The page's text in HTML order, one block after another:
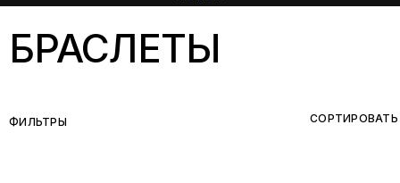
БРАСЛЕТЫ
ФИЛЬТРЫ СОРТИРОВАТЬ